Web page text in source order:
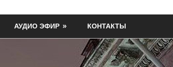
АУДИО ЭФИР КОНТАКТЫ